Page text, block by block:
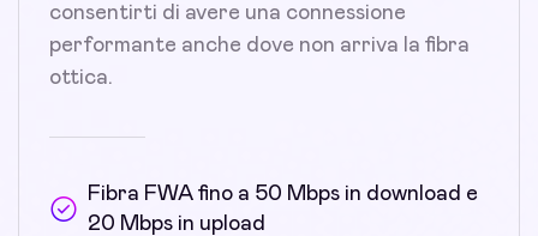
consentirti di avere una connessione
performante anche dove non arriva la fibra
ottica.
Fibra FWA fino a 50 Mbps in download e
20 Mbps in upload